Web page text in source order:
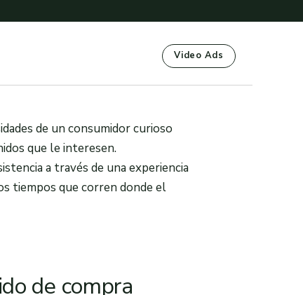
Video Ads
de un consumidor curioso
que le interesen.
a través de una experiencia
tiempos que corren donde el
de compra